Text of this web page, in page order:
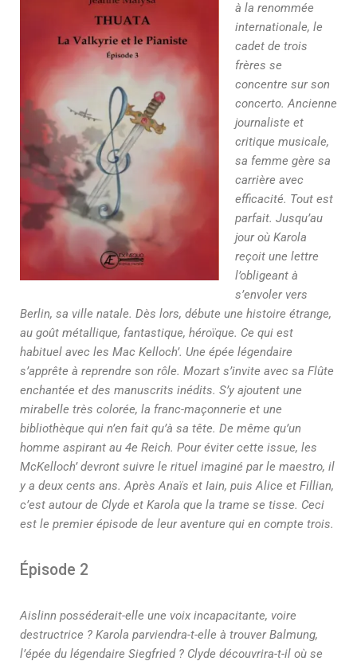
à la renommée
internationale, le
cadet de trois
frères se
concentre sur son
concerto. Ancienne
journaliste et
critique musicale,
sa femme gère sa
carrière avec
efficacité. Tout est
parfait. Jusqu’au
jour où Karola
reçoit une lettre
l’obligeant à
s’envoler vers
Berlin, sa ville natale. Dès lors, débute une histoire étrange,
au goût métallique, fantastique, héroïque. Ce qui est
habituel avec les Mac Kelloch’. Une épée légendaire
s’apprête à reprendre son rôle. Mozart s’invite avec sa Flûte
enchantée et des manuscrits inédits. S’y ajoutent une
mirabelle très colorée, la franc-maçonnerie et une
bibliothèque qui n’en fait qu’à sa tête. De même qu’un
homme aspirant au 4e Reich. Pour éviter cette issue, les
McKelloch’ devront suivre le rituel imaginé par le maestro, il
y a deux cents ans. Après Anaïs et Iain, puis Alice et Fillian,
c’est autour de Clyde et Karola que la trame se tisse. Ceci
est le premier épisode de leur aventure qui en compte trois.
Épisode 2
Aislinn posséderait-elle une voix incapacitante, voire
destructrice ? Karola parviendra-t-elle à trouver Balmung,
l’épée du légendaire Siegfried ? Clyde découvrira-t-il où se